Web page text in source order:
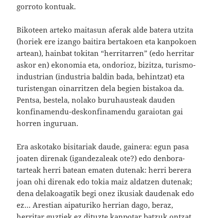
gorroto kontuak.
Bikoteen arteko maitasun aferak alde batera utzita
(horiek ere izango baitira bertakoen eta kanpokoen
artean), hainbat tokitan “herritarren” (edo herritar
askor en) ekonomia eta, ondorioz, bizitza, turismo-
industrian (industria baldin bada, behintzat) eta
turistengan oinarritzen dela begien bistakoa da.
Pentsa, bestela, nolako buruhausteak dauden
konfinamendu-deskonfinamendu garaiotan gai
horren inguruan.
Era askotako bisitariak daude, gainera: egun pasa
joaten direnak (igandezaleak ote?) edo denbora-
tarteak herri batean ematen dutenak: herri berera
joan ohi direnak edo tokia maiz aldatzen dutenak;
dena delakoagatik begi onez ikusiak daudenak edo
ez… Arestian aipaturiko herrian dago, beraz,